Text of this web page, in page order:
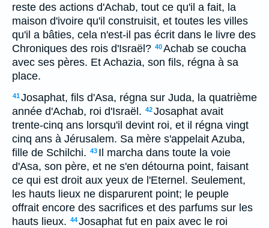
reste des actions d'Achab, tout ce qu'il a fait, la
maison d'ivoire qu'il construisit, et toutes les villes
qu'il a bâties, cela n'est-il pas écrit dans le livre des
Chroniques des rois d'Israël? 40Achab se coucha
avec ses pères. Et Achazia, son fils, régna à sa
place.
41Josaphat, fils d'Asa, régna sur Juda, la quatrième
année d'Achab, roi d'Israël. 42Josaphat avait
trente-cinq ans lorsqu'il devint roi, et il régna vingt
cinq ans à Jérusalem. Sa mère s'appelait Azuba,
fille de Schilchi. 43 Il marcha dans toute la voie
d'Asa, son père, et ne s'en détourna point, faisant
ce qui est droit aux yeux de l'Eternel. Seulement,
les hauts lieux ne disparurent point; le peuple
offrait encore des sacrifices et des parfums sur les
hauts lieux. 44Josaphat fut en paix avec le roi